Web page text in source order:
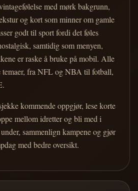
med mørk bakgrunn,
og kort som minner om gamle
godt til sport fordi det føles
samtidig som menyen,
er raske å bruke på mobil. Alle
temaer, fra NFL og NBA til fotball,
kommende oppgjør, lese korte
mellom idretter og bli med i
sammenlign kampene og gjør
med bedre oversikt.